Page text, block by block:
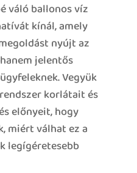
váló ballonos víz
kínál, amely
nyújt az
jelentős
Vegyük
korlátait és
előnyeit, hogy
miért válhat ez a
legígéretesebb